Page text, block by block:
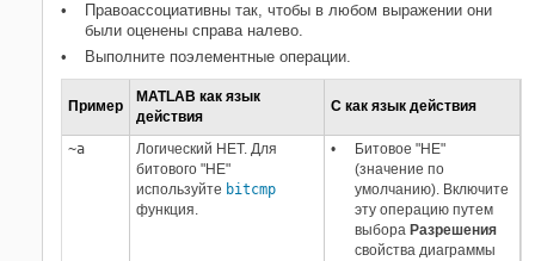
Правоассоциативны так, чтобы в любом выражении они
были оценены справа налево.
Выполните поэлементные операции.
Пример
MATLAB как язык
действия
C как язык действия
~a
Логический НЕТ. Для
битового "НЕ"
используйте bitcmp
функция.
Битовое "НЕ"
(значение по
умолчанию). Включите
эту операцию путем
выбора Разрешения
свойства диаграммы